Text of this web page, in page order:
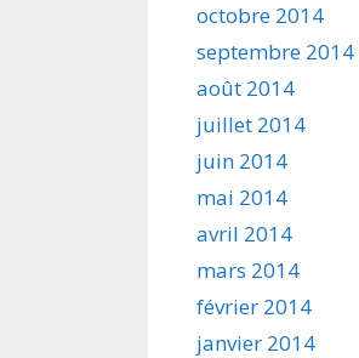
octobre 2014
septembre 2014
août 2014
juillet 2014
juin 2014
mai 2014
avril 2014
mars 2014
février 2014
janvier 2014